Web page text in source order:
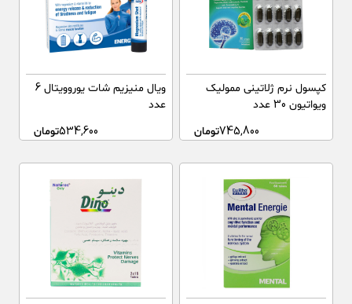
کپسول نرم ژلاتینی ممولیک
ویواتیون 30 عدد
745,800تومان
ویال منیزیم شات یوروویتال 6
عدد
534,600تومان